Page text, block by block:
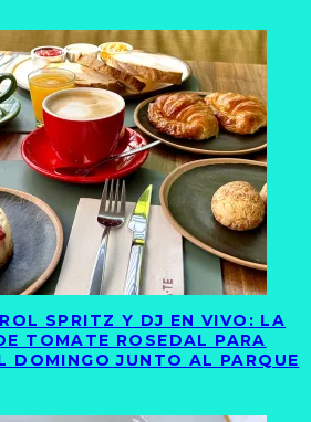
SPRITZ Y DJ EN VIVO: LA
TOMATE ROSEDAL PARA
DOMINGO JUNTO AL PARQUE